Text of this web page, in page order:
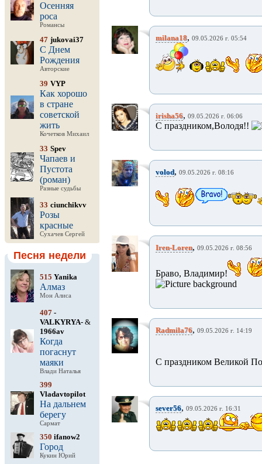
Осенняя
роса
Романсы
47 jukovai37
С Днем
Рождения
Авторские
39 VYP
Как хорошо
в стране
советской
жить
Кочетков Михаил
33 Spev
Чапаев и
Пустота
(роман)
Разные судьбы
33 ciunchikvv
Розы
красные
Сухачев Сергей
Песня недели
515 Yanika
Алмаз
Мон Алиса
407 -
VALKYRYA- &
1966av
Когда
погаснут
маяки
Влади Наталья
399
Vladavtopilot
На дальнем
берегу
Сармат
350 ifanow2
Город
Кукин Юрий
milana18, 09.05.2026 г. 05:54
irisha56, 09.05.2026 г. 06:06
С праздником,Володя!!
volod, 09.05.2026 г. 08:16
Iren-Loren, 09.05.2026 г. 08:56
Браво, Владимир!
Radmila76, 09.05.2026 г. 14:19
С праздником Великой
sever56, 09.05.2026 г. 16:31